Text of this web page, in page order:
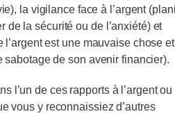
la vigilance face à l’argent
de la sécurité ou de l’anxiété) et
l’argent est une mauvaise chose et
sabotage de son avenir financier).
l’un de ces rapports à l’argent ou
vous y reconnaissiez d’autres